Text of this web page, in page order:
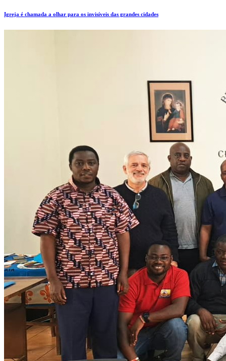
Igreja é chamada a olhar para os invisíveis das grandes cidades